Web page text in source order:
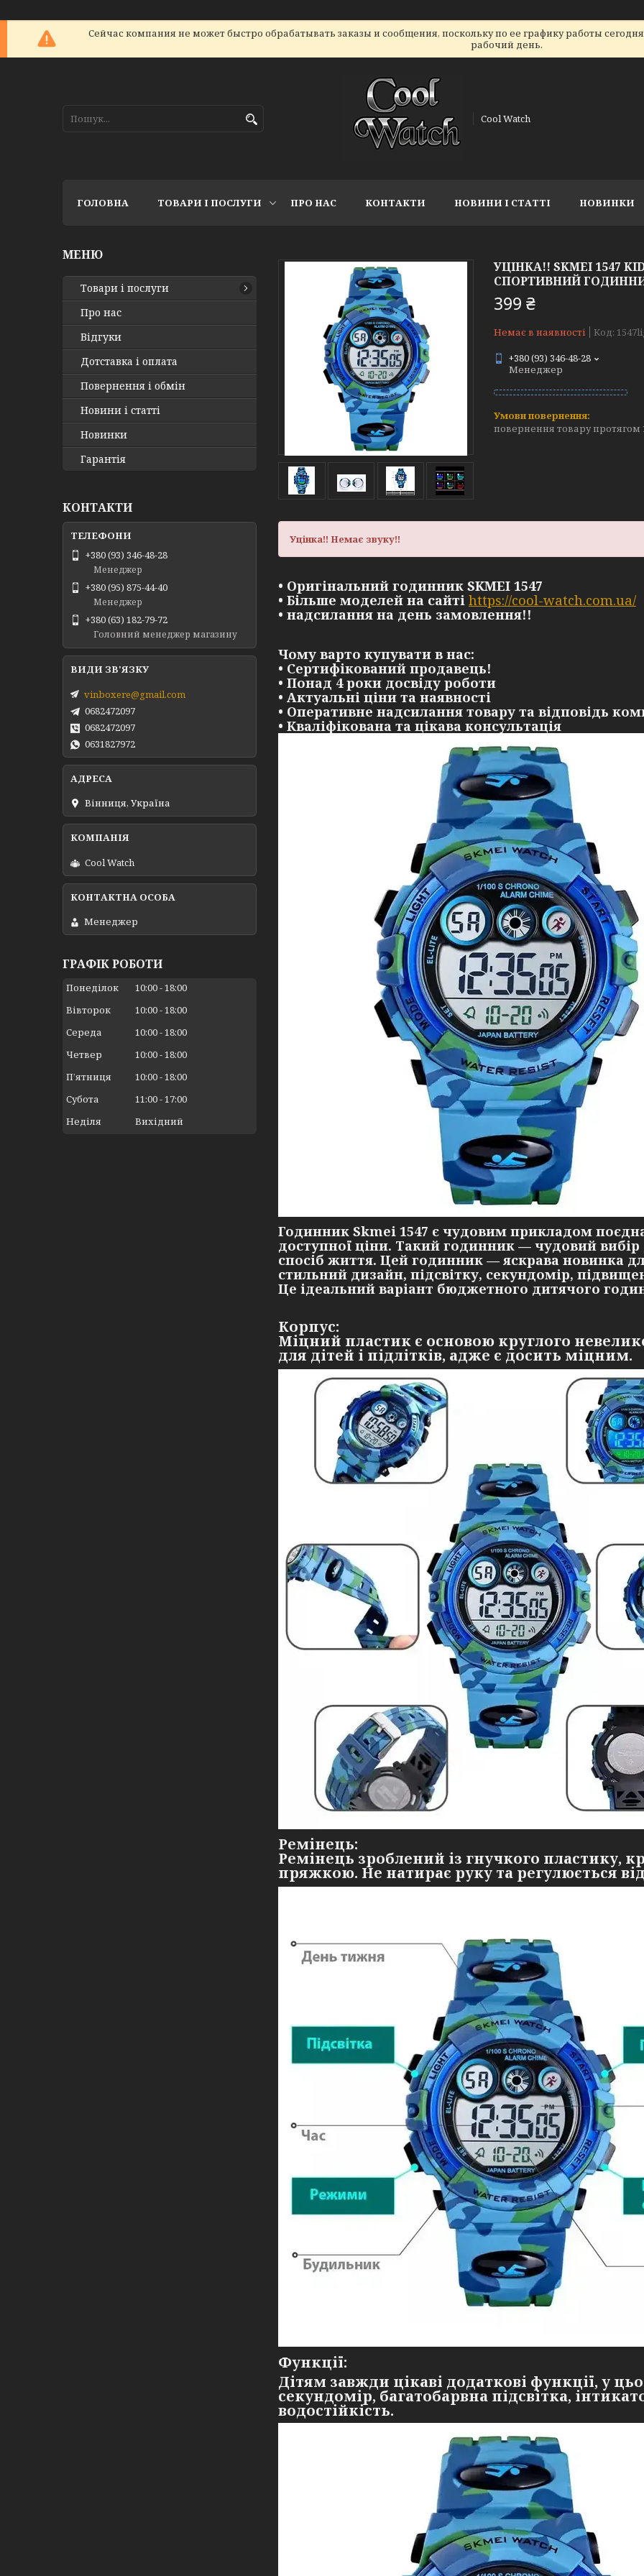
Сейчас компания не может быстро обрабатывать заказы и сообщения, поскольку по ее графику работы
рабочий день.
Cool Watch
ГОЛОВНА ТОВАРИ І ПОСЛУГИ ПРО НАС КОНТАКТИ НОВИНИ І СТАТТІ НОВИНКИ
УЦІНКА!! SKMEI 1547
СПОРТИВНИЙ
399 ₴
Немає в наявності Код:
+380 (93) 346-48-28
Менеджер
повернення товару протягом
Уцінка!! Немає звуку!!
• Оригінальний годинник SKMEI 1547
• Більше моделей на сайті https://cool-watch.com.ua/
• надсилання на день замовлення!!
Чому варто купувати в нас:
• Сертифікований продавець!
• Понад 4 роки досвіду роботи
• Актуальні ціни та наявності
• Оперативне надсилання товару та відповідь
• Кваліфікована та цікава консультація
Годинник Skmei 1547 є чудовим прикладом
доступної ціни. Такий годинник — чудовий
спосіб життя. Цей годинник — яскрава новинка
стильний дизайн, підсвітку, секундомір,
Це ідеальний варіант бюджетного дитячого
Корпус:
Міцний пластик є основою круглого
для дітей і підлітків, адже є досить міцним.
Ремінець:
Ремінець зроблений із гнучкого пластику,
пряжкою. Не натирає руку та регулюється
Функції:
Дітям завжди цікаві додаткові функції, у
секундомір, багатобарвна підсвітка,
водостійкість.
Товари і послуги
Про нас
Відгуки
Дотставка і оплата
Повернення і обмін
Новини і статті
Новинки
Гарантія
КОНТАКТИ
+380 (93) 346-48-28
Менеджер
+380 (95) 875-44-40
Менеджер
+380 (63) 182-79-72
Головний менеджер магазину
vinboxere@gmail.com
0682472097
0682472097
0631827972
Вінниця, Україна
Cool Watch
Менеджер
ГРАФІК РОБОТИ
Понеділок 10:00 18:00
Вівторок
10:00 18:00
Середа
10:00 18:00
Четвер
10:00 18:00
Пʼятниця
10:00 18:00
Субота
11:00 17:00
Неділя
Вихідний